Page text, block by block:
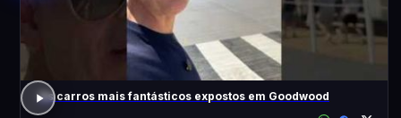
Os carros mais fantásticos expostos em Goodwood